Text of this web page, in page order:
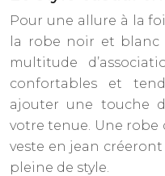
Pour une allure à la
la robe noir et blanc
multitude
confortables et
ajouter une touche
votre tenue. Une robe
veste en jean
pleine de style.